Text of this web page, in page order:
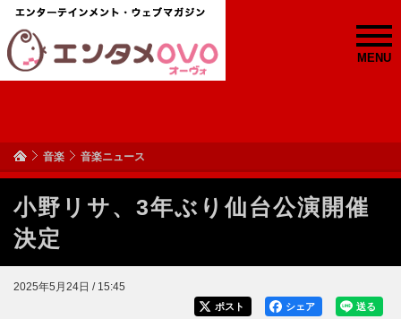
MENU
音楽 音楽ニュース
小野リサ、3年ぶり仙台公演開催
決定
2025年5月24日 / 15:45
送る
シェア
ポスト